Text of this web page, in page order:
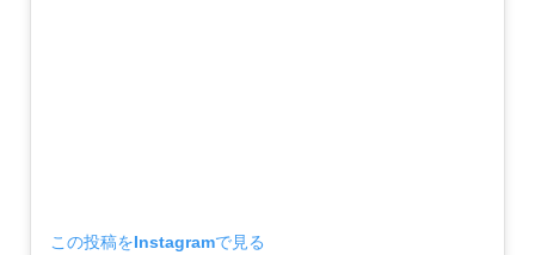
この投稿をInstagramで見る